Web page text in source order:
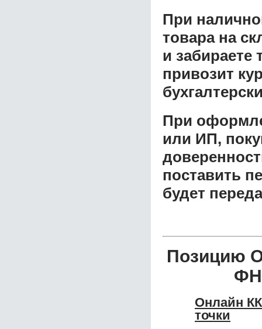
При
товара на
и забираете
привозит
При
или ИП,
поставить
будет
Позицию
Онлайн
точки